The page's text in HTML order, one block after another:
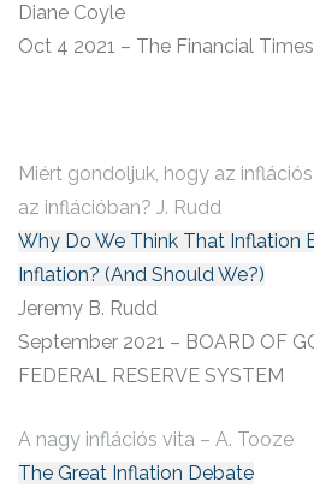
Diane Coyle
Oct 4 2021 – The Financial Times
Miért gondoljuk, hogy az
az inflációban? J. Rudd
Why Do We Think That Inflation
Inflation? (And Should We?)
Jeremy B. Rudd
September 2021 – BOARD OF
FEDERAL RESERVE SYSTEM
A nagy inflációs vita – A. Tooze
The Great Inflation Debate